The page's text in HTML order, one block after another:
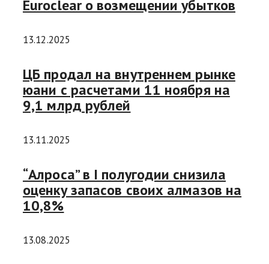
Euroclear о возмещении убытков
13.12.2025
ЦБ продал на внутреннем рынке
юани с расчетами 11 ноября на
9,1 млрд рублей
13.11.2025
“Алроса” в I полугодии снизила
оценку запасов своих алмазов на
10,8%
13.08.2025